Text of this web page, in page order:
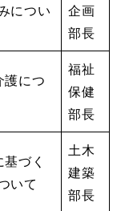
につい
企画
部長
につ
福祉
保健
部長
づく
いて
土木
建築
部長